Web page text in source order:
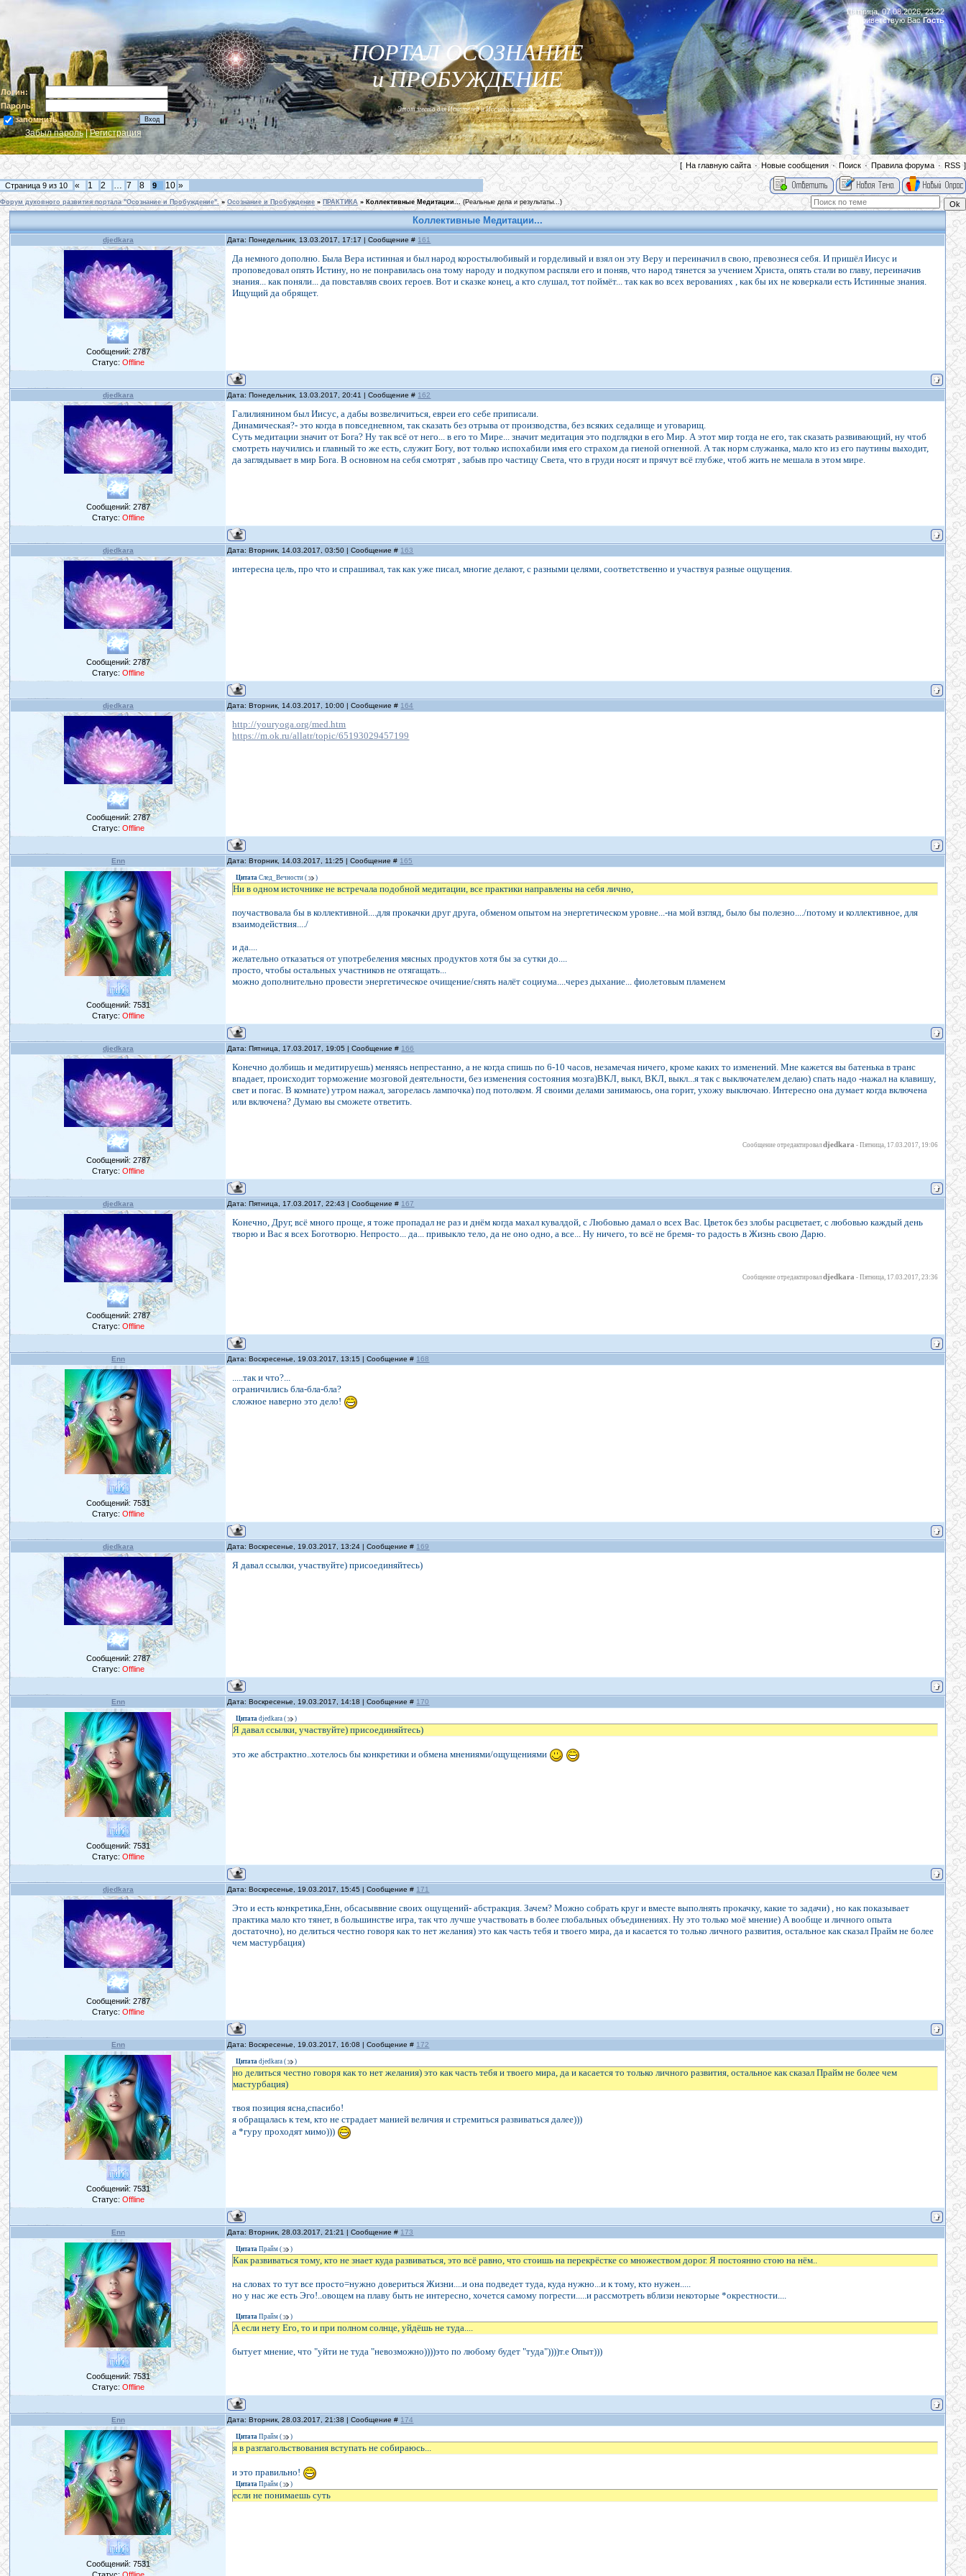
Логин:
Пароль:
запомнить
Забыл пароль|Регистрация
ПОРТАЛ ОСОЗНАНИЕ
и ПРОБУЖДЕНИЕ
Этот место для Искателей и Исследователей...
Пятница, 07.08.2026, 23:22
Приветствую ВасГость
|
[ На главную сайта · Новые сообщения· Поиск · Правила форума · RSS ]
Страница 9 из 10 « 1 2 … 7 8 9 10 »
Форум духовного развития портала "Осознание и Пробуждение". » Осознание и Пробуждение » ПРАКТИКА » Коллективные Медитации... (Реальные дела и результаты...)
Коллективные Медитации...
djedkara Дата: Понедельник, 13.03.2017, 17:17 | Сообщение # 161
Сообщений: 2787
Статус: Offline
Да немного дополню. Была Вера истинная и был народ коростылюбивый и горделивый и взял он эту Веру и переиначил в свою, превознеся себя. И пришёл Иисус и
проповедовал опять Истину, но не понравилась она тому народу и подкупом распяли его и поняв, что народ тянется за учением Христа, опять стали во главу, переиначив
знания... как поняли... да повставляв своих героев. Вот и сказке конец, а кто слушал, тот поймёт... так как во всех верованиях , как бы их не коверкали есть Истинные знания.
Ищущий да обрящет.
djedkara Дата: Понедельник, 13.03.2017, 20:41 | Сообщение # 162
Сообщений: 2787
Статус: Offline
Галилиянином был Иисус, а дабы возвеличиться, евреи его себе приписали.
Динамическая?- это когда в повседневном, так сказать без отрыва от производства, без всяких седалище и уговарищ.
Суть медитации значит от Бога? Ну так всё от него... в его то Мире... значит медитация это подглядки в его Мир. А этот мир тогда не его, так сказать развивающий, ну чтоб
смотреть научились и главный то же есть, служит Богу, вот только испохабили имя его страхом да гиеной огненной. А так норм служанка, мало кто из его паутины выходит,
да заглядывает в мир Бога. В основном на себя смотрят , забыв про частицу Света, что в груди носят и прячут всё глубже, чтоб жить не мешала в этом мире.
djedkara Дата: Вторник, 14.03.2017, 03:50 | Сообщение # 163
Сообщений: 2787
Статус: Offline
интересна цель, про что и спрашивал, так как уже писал, многие делают, с разными целями, соответственно и участвуя разные ощущения.
djedkara Дата: Вторник, 14.03.2017, 10:00 | Сообщение # 164
Сообщений: 2787
Статус: Offline
http://youryoga.org/med.htm
https://m.ok.ru/allatr/topic/65193029457199
Enn Дата: Вторник, 14.03.2017, 11:25 | Сообщение # 165
Сообщений: 7531
Статус: Offline
Цитата След_Вечности ( )
Ни в одном источнике не встречала подобной медитации, все практики направлены на себя лично,
поучаствовала бы в коллективной....для прокачки друг друга, обменом опытом на энергетическом уровне...-на мой взгляд, было бы полезно..../потому и коллективное, для
взаимодействия..../
и да....
желательно отказаться от употребеления мясных продуктов хотя бы за сутки до....
просто, чтобы остальных участников не отягащать...
можно дополнительно провести энергетическое очищение/снять налёт социума....через дыхание... фиолетовым пламенем
djedkara Дата: Пятница, 17.03.2017, 19:05 | Сообщение # 166
Сообщений: 2787
Статус: Offline
Конечно долбишь и медитируешь) меняясь непрестанно, а не когда спишь по 6-10 часов, незамечая ничего, кроме каких то изменений. Мне кажется вы батенька в транс
впадает, происходит торможение мозговой деятельности, без изменения состояния мозга)ВКЛ, выкл, ВКЛ, выкл...я так с выключателем делаю) спать надо -нажал на клавишу,
свет и погас. В комнате) утром нажал, загорелась лампочка) под потолком. Я своими делами занимаюсь, она горит, ухожу выключаю. Интересно она думает когда включена
или включена? Думаю вы сможете ответить.
Сообщение отредактировалdjedkara -Пятница, 17.03.2017, 19:06
djedkara Дата: Пятница, 17.03.2017, 22:43 | Сообщение # 167
Сообщений: 2787
Статус: Offline
Конечно, Друг, всё много проще, я тоже пропадал не раз и днём когда махал кувалдой, с Любовью дамал о всех Вас. Цветок без злобы расцветает, с любовью каждый день
творю и Вас я всех Боготворю. Непросто... да... привыкло тело, да не оно одно, а все... Ну ничего, то всё не бремя- то радость в Жизнь свою Дарю.
Сообщение отредактировалdjedkara -Пятница, 17.03.2017, 23:36
Enn Дата: Воскресенье, 19.03.2017, 13:15 | Сообщение # 168
Сообщений: 7531
Статус: Offline
.....так и что?...
ограничились бла-бла-бла?
сложное наверно это дело!
djedkara Дата: Воскресенье, 19.03.2017, 13:24 | Сообщение # 169
Сообщений: 2787
Статус: Offline
Я давал ссылки, участвуйте) присоединяйтесь)
Enn Дата: Воскресенье, 19.03.2017, 14:18 | Сообщение # 170
Сообщений: 7531
Статус: Offline
Цитата djedkara ( )
Я давал ссылки, участвуйте) присоединяйтесь)
это же абстрактно..хотелось бы конкретики и обмена мнениями/ощущениями
djedkara Дата: Воскресенье, 19.03.2017, 15:45 | Сообщение # 171
Сообщений: 2787
Статус: Offline
Это и есть конкретика,Енн, обсасыввние своих ощущений- абстракция. Зачем? Можно собрать круг и вместе выполнять прокачку, какие то задачи) , но как показывает
практика мало кто тянет, в большинстве игра, так что лучше участвовать в более глобальных объединениях. Ну это только моё мнение) А вообще и личного опыта
достаточно), но делиться честно говоря как то нет желания) это как часть тебя и твоего мира, да и касается то только личного развития, остальное как сказал Прайм не более
чем мастурбация)
Enn Дата: Воскресенье, 19.03.2017, 16:08 | Сообщение # 172
Сообщений: 7531
Статус: Offline
Цитата djedkara ( )
но делиться честно говоря как то нет желания) это как часть тебя и твоего мира, да и касается то только личного развития, остальное как сказал Прайм не более чем
мастурбация)
твоя позиция ясна,спасибо!
я обращалась к тем, кто не страдает манией величия и стремиться развиваться далее)))
а *гуру проходят мимо)))
Enn Дата: Вторник, 28.03.2017, 21:21 | Сообщение # 173
Сообщений: 7531
Статус: Offline
Цитата Прайм ( )
Как развиваться тому, кто не знает куда развиваться, это всё равно, что стоишь на перекрёстке со множеством дорог. Я постоянно стою на нём..
на словах то тут все просто=нужно довериться Жизни....и она подведет туда, куда нужно...и к тому, кто нужен.....
но у нас же есть Эго!..овощем на плаву быть не интересно, хочется самому погрести.....и рассмотреть вблизи некоторые *окрестности....
Цитата Прайм ( )
А если нету Его, то и при полном солнце, уйдёшь не туда....
бытует мнение, что "уйти не туда "невозможно))))это по любому будет "туда"))))т.е Опыт)))
Enn Дата: Вторник, 28.03.2017, 21:38 | Сообщение # 174
Сообщений: 7531
Цитата Прайм ( )
я в разглагольствования вступать не собираюсь...
и это правильно!
Цитата Прайм ( )
если не понимаешь суть